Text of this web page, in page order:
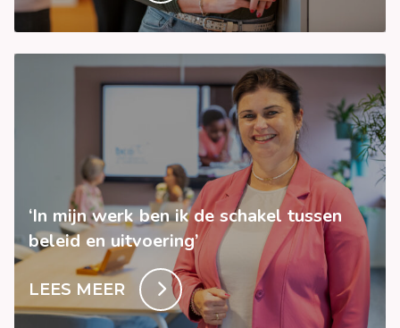
‘In mijn werk ben ik de schakel tussen
beleid en uitvoering’
LEES MEER